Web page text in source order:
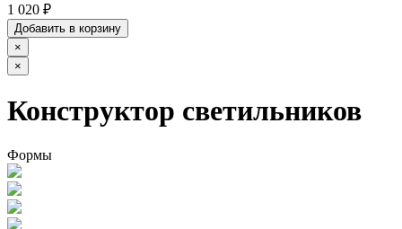
1 020 ₽
Добавить в корзину
×
×
Конструктор светильников
Формы